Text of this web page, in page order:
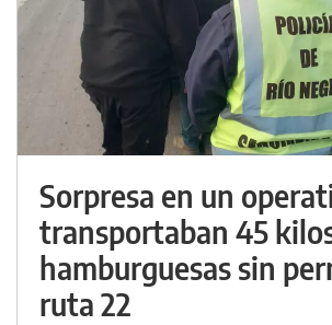
Sorpresa en un
transportaban 45
hamburguesas sin
ruta 22